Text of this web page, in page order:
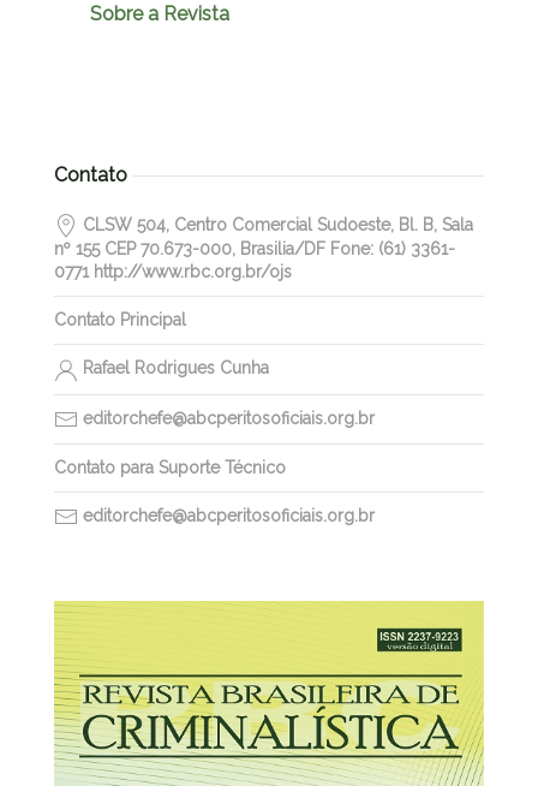
Sobre a Revista
Contato
CLSW 504, Centro Comercial Sudoeste, Bl. B, Sala
nº 155 CEP 70.673-000, Brasilia/DF Fone: (61) 3361-
0771 http://www.rbc.org.br/ojs
Contato Principal
Rafael Rodrigues Cunha
editorchefe@abcperitosoficiais.org.br
Contato para Suporte Técnico
editorchefe@abcperitosoficiais.org.br